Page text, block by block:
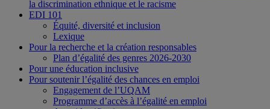
la discrimination ethnique et le racisme
EDI 101
Équité, diversité et inclusion
Lexique
Pour la recherche et la création responsables
Plan d’égalité des genres 2026-2030
Pour une éducation inclusive
Pour soutenir l’égalité des chances en emploi
Engagement de l’UQAM
Programme d’accès à l’égalité en emploi